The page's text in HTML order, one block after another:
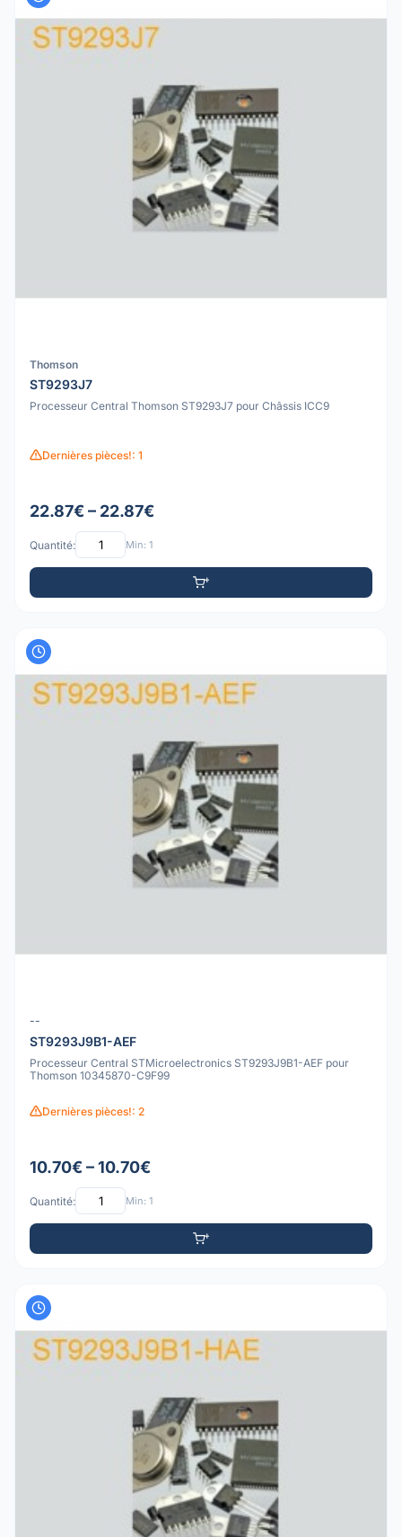
Thomson
ST9293J7
Processeur Central Thomson ST9293J7 pour Châssis ICC9
Dernières pièces!: 1
22.87€ – 22.87€
Quantité: Min: 1
--
ST9293J9B1-AEF
Processeur Central STMicroelectronics ST9293J9B1-AEF pour
Thomson 10345870-C9F99
Dernières pièces!: 2
10.70€ – 10.70€
Quantité: Min: 1